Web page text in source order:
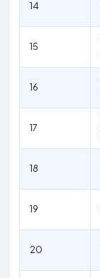
14
15
16
17
18
19
20